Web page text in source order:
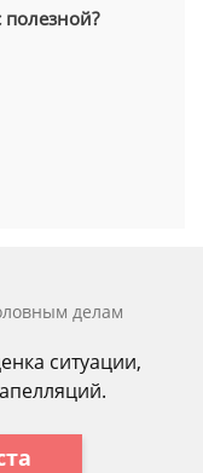
полезной?
делам
ситуации,